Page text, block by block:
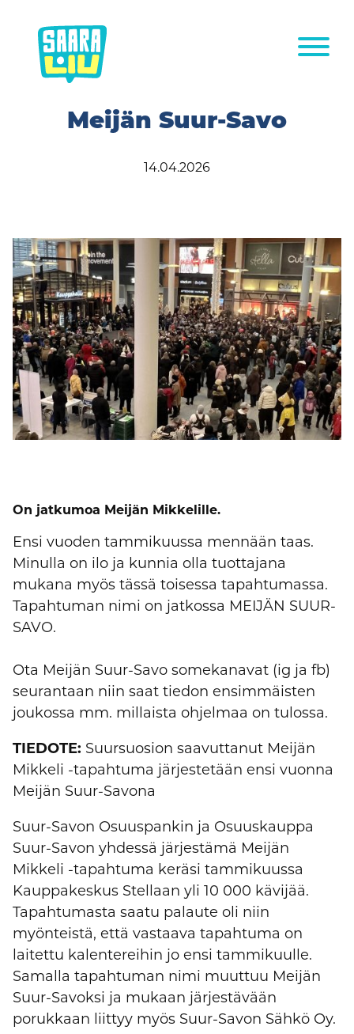
Meijän Suur-Savo
14.04.2026
On jatkumoa Meijän Mikkelille.
Ensi vuoden tammikuussa mennään taas.
Minulla on ilo ja kunnia olla tuottajana
mukana myös tässä toisessa tapahtumassa.
Tapahtuman nimi on jatkossa MEIJÄN SUUR-
SAVO.
Ota Meijän Suur-Savo somekanavat (ig ja fb)
seurantaan niin saat tiedon ensimmäisten
joukossa mm. millaista ohjelmaa on tulossa.
TIEDOTE: Suursuosion saavuttanut Meijän
Mikkeli -tapahtuma järjestetään ensi vuonna
Meijän Suur-Savona
Suur-Savon Osuuspankin ja Osuuskauppa
Suur-Savon yhdessä järjestämä Meijän
Mikkeli -tapahtuma keräsi tammikuussa
Kauppakeskus Stellaan yli 10 000 kävijää.
Tapahtumasta saatu palaute oli niin
myönteistä, että vastaava tapahtuma on
laitettu kalentereihin jo ensi tammikuulle.
Samalla tapahtuman nimi muuttuu Meijän
Suur-Savoksi ja mukaan järjestävään
porukkaan liittyy myös Suur-Savon Sähkö Oy.